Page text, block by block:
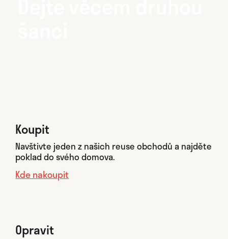
Koupit
Navštivte jeden z našich reuse obchodů a najděte
poklad do svého domova.
Kde nakoupit
Opravit